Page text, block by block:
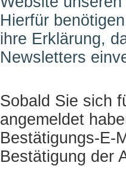
Hierfür
ihre Erklärung,
Newsletters
Sobald Sie sich
angemeldet
Bestätigungs-E-
Bestätigung der